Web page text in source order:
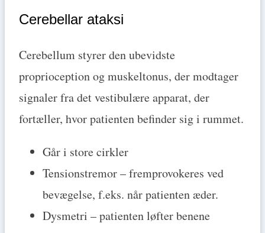
Cerebellar ataksi
Cerebellum styrer den ubevidste
proprioception og muskeltonus, der modtager
signaler fra det vestibulære apparat, der
fortæller, hvor patienten befinder sig i rummet.
Går i store cirkler
Tensionstremor – fremprovokeres ved
bevægelse, f.eks. når patienten æder.
Dysmetri – patienten løfter benene